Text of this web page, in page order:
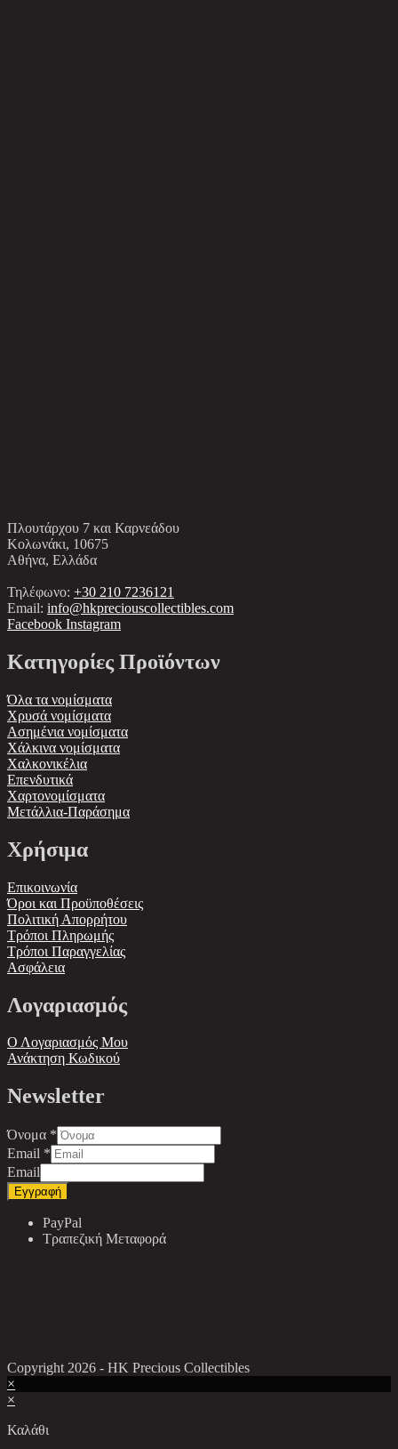
Πλουτάρχου 7 και Καρνεάδου
Κολωνάκι, 10675
Αθήνα, Ελλάδα
Τηλέφωνο: +30 210 7236121
Email: info@hkpreciouscollectibles.com
Facebook Instagram
Κατηγορίες Προϊόντων
Όλα τα νομίσματα
Χρυσά νομίσματα
Ασημένια νομίσματα
Χάλκινα νομίσματα
Χαλκονικέλια
Επενδυτικά
Χαρτονομίσματα
Μετάλλια-Παράσημα
Χρήσιμα
Επικοινωνία
Όροι και Προϋποθέσεις
Πολιτική Απορρήτου
Τρόποι Πληρωμής
Τρόποι Παραγγελίας
Ασφάλεια
Λογαριασμός
Ο Λογαριασμός Μου
Ανάκτηση Κωδικού
Newsletter
Όνομα *
Email *
Email
Εγγραφή
PayPal
Τραπεζική Μεταφορά
Copyright 2026 - HK Precious Collectibles
×
×
Καλάθι